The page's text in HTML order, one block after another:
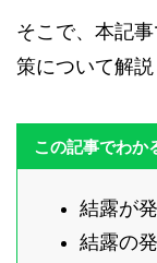
そこで、本記
策について解説
この記事でわか
結露が
結露の